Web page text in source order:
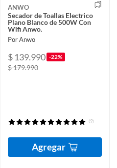
ANWO
Secador de Toallas Electrico
Plano Blanco de 500W Con
Wifi Anwo.
Por Anwo
$ 139.990 -22%
$ 179.990
(9)
Agregar